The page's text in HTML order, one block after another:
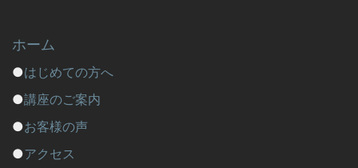
ホーム
●はじめての方へ
●講座のご案内
●お客様の声
●アクセス